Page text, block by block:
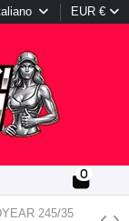
EUR €
0
245/35